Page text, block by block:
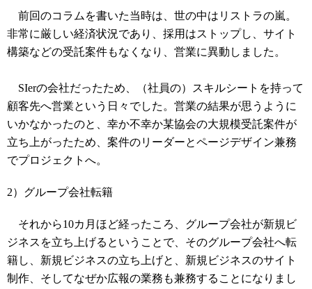
前回のコラムを書いた当時は、世の中はリストラの嵐。
非常に厳しい経済状況であり、採用はストップし、サイト
構築などの受託案件もなくなり、営業に異動しました。
SIerの会社だったため、（社員の）スキルシートを持って
顧客先へ営業という日々でした。営業の結果が思うように
いかなかったのと、幸か不幸か某協会の大規模受託案件が
立ち上がったため、案件のリーダーとページデザイン兼務
でプロジェクトへ。
2）グループ会社転籍
それから10カ月ほど経ったころ、グループ会社が新規ビ
ジネスを立ち上げるということで、そのグループ会社へ転
籍し、新規ビジネスの立ち上げと、新規ビジネスのサイト
制作、そしてなぜか広報の業務も兼務することになりまし